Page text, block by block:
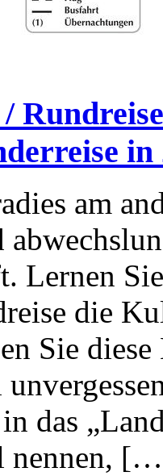
in
am
Lernen
die
Sie
das
nennen,